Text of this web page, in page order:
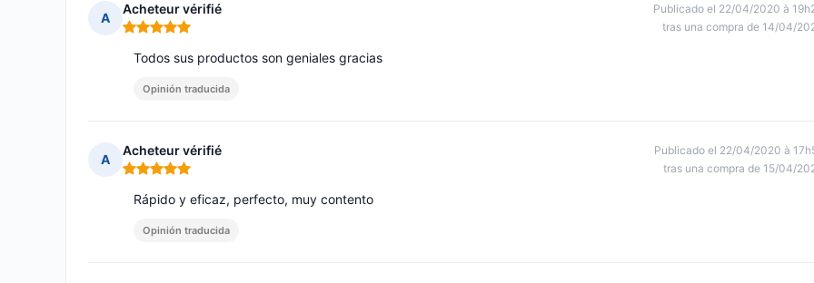
A
Acheteur vérifié
Nota: 5 de 5
Publicado el 22/04/2020 à
tras una compra de 14/04/
Todos sus productos son geniales gracias
Opinión traducida
A
Acheteur vérifié
Nota: 5 de 5
Publicado el 22/04/2020 à
tras una compra de 15/04/
Rápido y eficaz, perfecto, muy contento
Opinión traducida